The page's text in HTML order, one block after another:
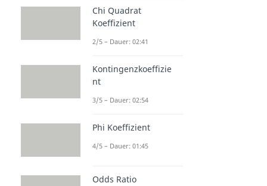
Chi Quadrat
Koeffizient
2/5 – Dauer: 02:41
Kontingenzkoeffizie
nt
3/5 – Dauer: 02:54
Phi Koeffizient
4/5 – Dauer: 01:45
Odds Ratio